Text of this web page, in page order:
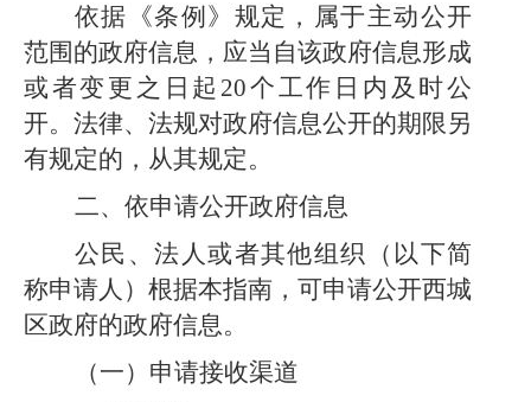
依据《条例》规定，属于主动公开
范围的政府信息，应当自该政府信息形成
或者变更之日起 20个工作日内及时公
开。法律、法规对政府信息公开的期限另
有规定的，从其规定。
二、依申请公开政府信息
公民、法人或者其他组织（以下简
称申请人）根据本指南，可申请公开西城
区政府的政府信息。
（一）申请接收渠道